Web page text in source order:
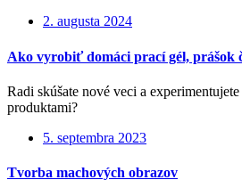
2. augusta 2024
Ako vyrobiť domáci prací gél, prášok
Radi skúšate nové veci a
produktami?
5. septembra 2023
Tvorba machových obrazov